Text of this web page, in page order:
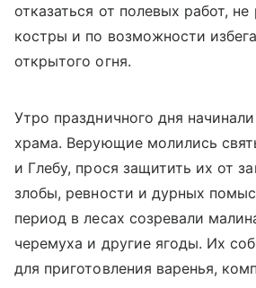
отказаться от полевых работ, не
костры и по возможности
открытого огня.
Утро праздничного дня
храма. Верующие молились
и Глебу, прося защитить их от
злобы, ревности и дурных
период в лесах созревали
черемуха и другие ягоды. Их
для приготовления варенья,